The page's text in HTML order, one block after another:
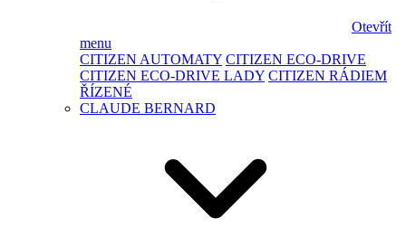
Otevřít
menu
CITIZEN AUTOMATY CITIZEN ECO-DRIVE
CITIZEN ECO-DRIVE LADY CITIZEN RÁDIEM
ŘÍZENÉ
CLAUDE BERNARD